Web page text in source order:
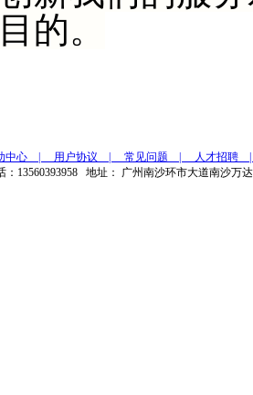
的。
中心 | 用户协议 | 常见问题 |
人才招
：13560393958 地址： 广州南沙环市大道南沙万